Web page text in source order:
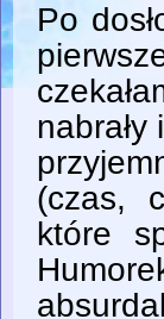
Po
nabrały
(czas,
które